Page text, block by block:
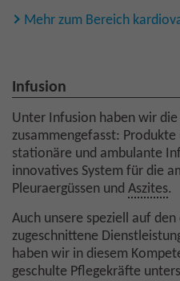
Mehr zum Bereich
Infusion
Unter Infusion haben wir
zusammengefasst:
stationäre und ambulante
innovatives System für die
Pleuraergüssen und Aszites.
Auch unsere speziell auf
zugeschnittene
haben wir in diesem
geschulte Pflegekräfte